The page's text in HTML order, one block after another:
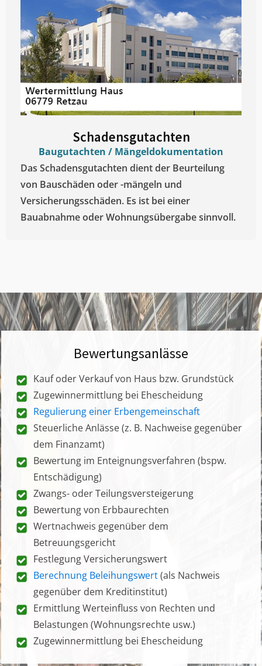
Schadensgutachten
Baugutachten / Mängeldokumentation
Das Schadensgutachten dient der Beurteilung
von Bauschäden oder -mängeln und
Versicherungsschäden. Es ist bei einer
Bauabnahme oder Wohnungsübergabe sinnvoll.
Bewertungsanlässe
Kauf oder Verkauf von Haus bzw. Grundstück
Zugewinnermittlung bei Ehescheidung
Regulierung einer Erbengemeinschaft
Steuerliche Anlässe (z. B. Nachweise gegenüber
dem Finanzamt)
Bewertung im Enteignungsverfahren (bspw.
Entschädigung)
Zwangs- oder Teilungsversteigerung
Bewertung von Erbbaurechten
Wertnachweis gegenüber dem
Betreuungsgericht
Festlegung Versicherungswert
Berechnung Beleihungswert(als Nachweis
gegenüber dem Kreditinstitut)
Ermittlung Werteinfluss von Rechten und
Belastungen (Wohnungsrechte usw.)
Zugewinnermittlung bei Ehescheidung